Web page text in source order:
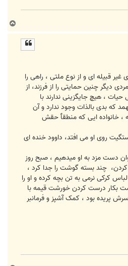
ا
قبیله ای و از نوع ملتی ، راهی را
دیگر چنین حمایتی را از فرزند، از
، هیچ جایگزینی ندارند با
که بدی بالذات وجود ندارد و آن
، خانواده ایی که منطقٱ حقش
روی او می افتد، داوود خنده ای
دست مزد به او میدهیم ، صبح روز
چند بسته گوشت را جدا کرد ،
کرکی نرمی به تن بچه کرده و او را
بکار درست کردن خورشت قیمه با
پریده بود ، کمک آشپز و فرمانبر